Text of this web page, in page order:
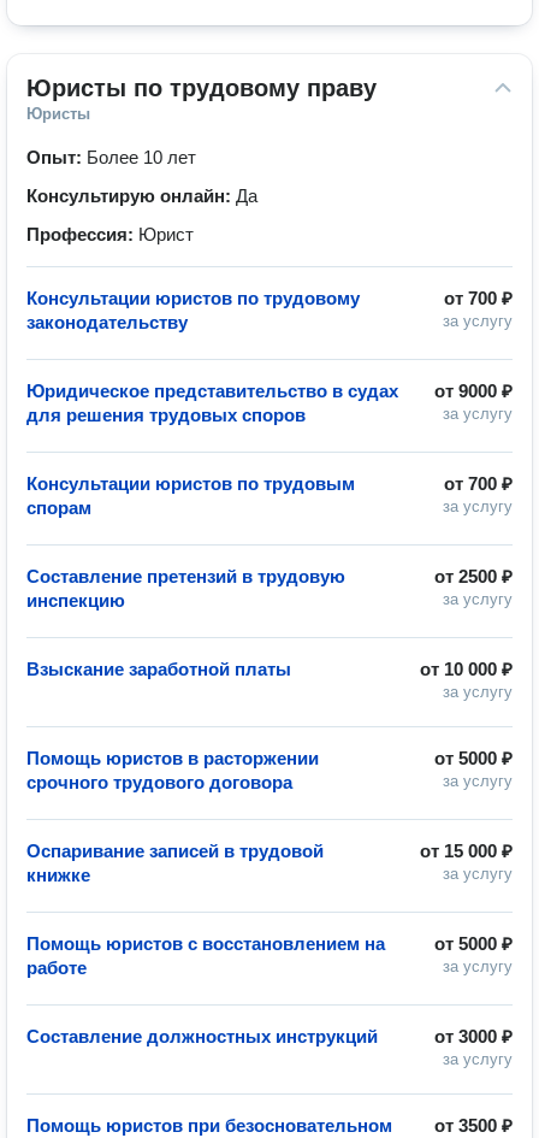
Юристы по трудовому праву
Юристы
Опыт: Более 10 лет
Консультирую онлайн: Да
Профессия: Юрист
от 700 ₽
за услугу
Консультации юристов по трудовому
законодательству
от 9000 ₽
за услугу
Юридическое представительство в судах
для решения трудовых споров
от 700 ₽
за услугу
Консультации юристов по трудовым
спорам
от 2500 ₽
за услугу
Составление претензий в трудовую
инспекцию
от 10 000 ₽
за услугу
Взыскание заработной платы
от 5000 ₽
за услугу
Помощь юристов в расторжении
срочного трудового договора
от 15 000 ₽
за услугу
Оспаривание записей в трудовой
книжке
от 5000 ₽
за услугу
Помощь юристов с восстановлением на
работе
от 3000 ₽
за услугу
Составление должностных инструкций
от 3500 ₽
Помощь юристов при безосновательном